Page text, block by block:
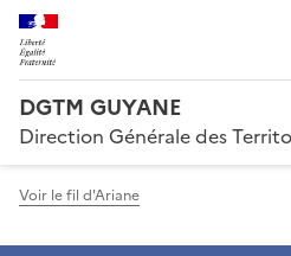
DGTM GUYANE
Direction Générale des
Voir le fil d'Ariane